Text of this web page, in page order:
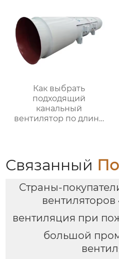
Как выбрать
подходящий
канальный
вентилятор по длине
Связанный
Страны-
вентиляторов
вентиляция при
большой